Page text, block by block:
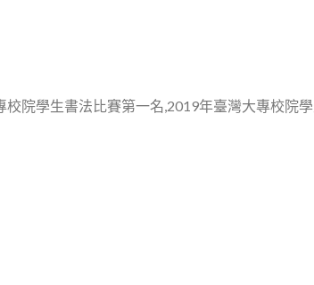
院學生書法比賽第一名,2019年臺灣大專校院